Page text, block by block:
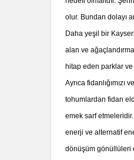
olur. Bundan dolayı
Daha yeşil bir
alan ve
hitap eden parklar ve
Ayrıca
tohumlardan fidan
emek sarf
enerji ve alternatif
dönüşüm gönüllüleri